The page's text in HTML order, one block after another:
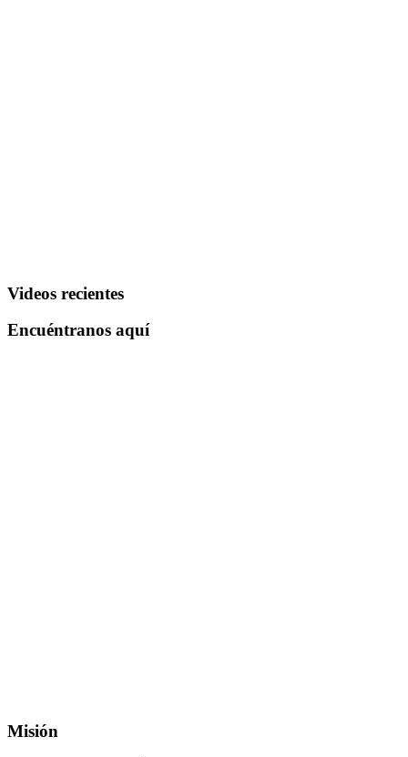
Videos recientes
Encuéntranos aquí
Misión